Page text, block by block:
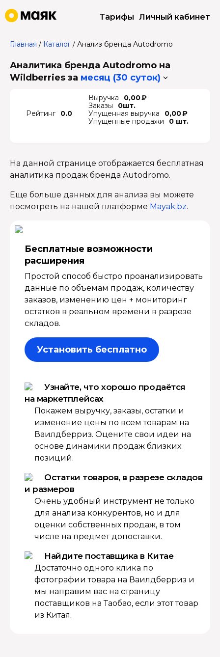
Тарифы Личный кабинет
Главная / Каталог/ Анализ бренда Autodromo
Аналитика бренда Autodromo на
Wildberries за месяц (30 суток)
Рейтинг 0.0
Выручка
0,00 ₽
Заказы
0шт.
Упущенная выручка
0,00 ₽
Упущенные продажи
0 шт.
На данной странице отображается бесплатная
аналитика продаж бренда Autodromo.
Еще больше данных для анализа вы можете
посмотреть на нашей платформе Mayak.bz.
Бесплатные возмож­ности
расширения
Простой способ быстро проанализировать
данные по объемам продаж, количеству
заказов, изменению цен + мониторинг
остатков в реальном времени в разрезе
складов.
Установить бесплатно
Узнайте, что хорошо продаётся
на маркетплейсах
Покажем выручку, заказы, остатки и
изменение цены по всем товарам на
Ваилдберриз. Оцените свои идеи на
основе динамики продаж близких
позиций.
Остатки товаров, в разрезе складов
и размеров
Очень удобный инструмент не только
для анализа конкурентов, но и для
оценки собственных продаж, в том
числе на предмет допоставки.
Найдите поставщика в Китае
Достаточно одного клика по
фотографии товара на Ваилдберриз и
мы направим вас на страницу
поставщиков на Таобао, если этот товар
из Китая.